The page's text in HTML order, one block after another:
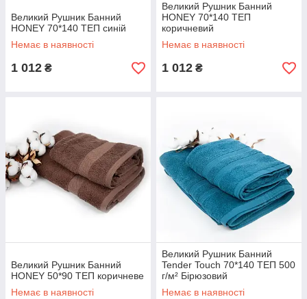
Великий Рушник Банний
HONEY 70*140 ТЕП синій
Немає в наявності
1 012 ₴
Великий Рушник Банний
HONEY 70*140 ТЕП
коричневий
Немає в наявності
1 012 ₴
Великий Рушник Банний
HONEY 50*90 ТЕП коричневе
Немає в наявності
Великий Рушник Банний
Tender Touch 70*140 ТЕП 500
г/м² Бірюзовий
Немає в наявності